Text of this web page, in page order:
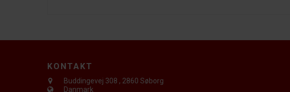
KONTAKT
Buddingevej 308 , 2860 Søborg
Danmark